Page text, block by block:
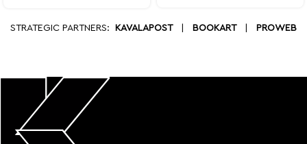
STRATEGIC PARTNERS: KAVALAPOST| BOOKART| PROWEB